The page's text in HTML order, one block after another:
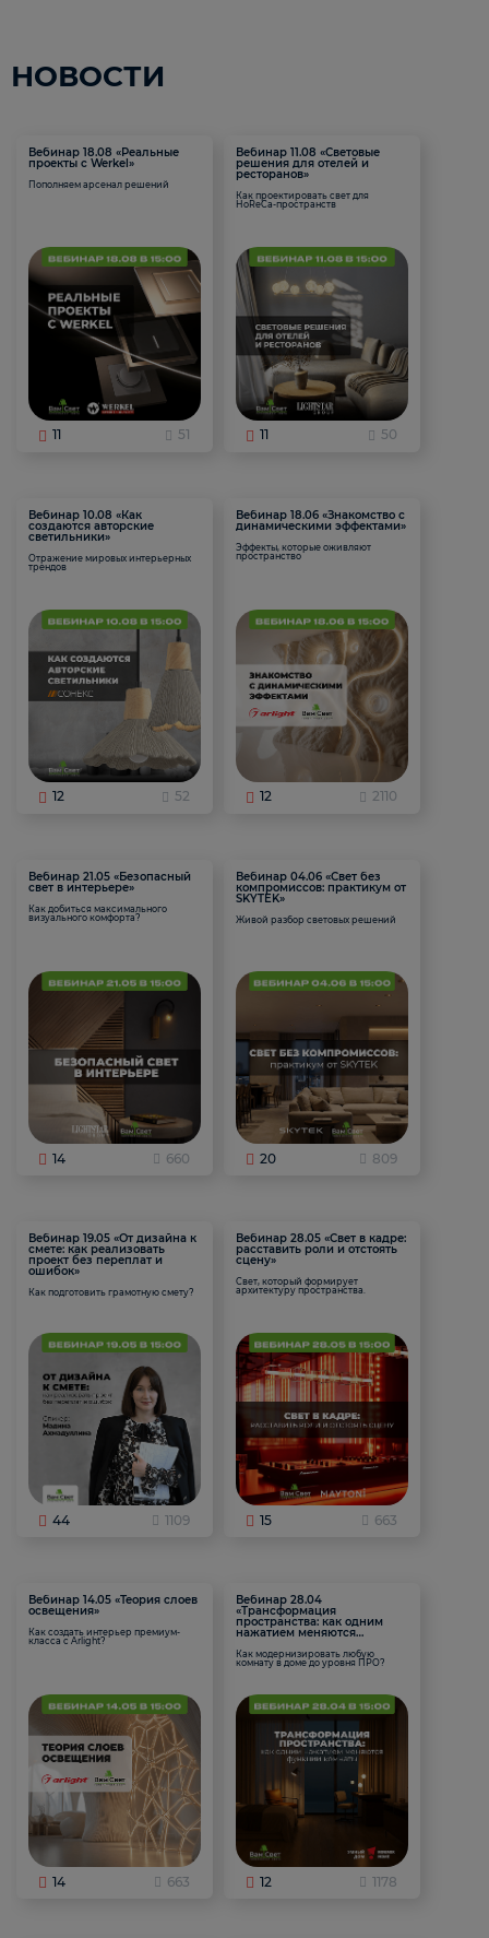
НОВОСТИ
Вебинар 18.08 «Реальные
проекты с Werkel»
Пополняем арсенал решений
11 51
Вебинар 11.08 «Световые
решения для отелей и
ресторанов»
Как проектировать свет для
HoReCa-пространств
11 50
Вебинар 10.08 «Как
создаются авторские
светильники»
Отражение мировых интерьерных
трендов
12 52
Вебинар 18.06 «Знакомство с
динамическими эффектами»
Эффекты, которые оживляют
пространство
12 2110
Вебинар 21.05 «Безопасный
свет в интерьере»
Как добиться максимального
визуального комфорта?
14 660
Вебинар 04.06 «Свет без
компромиссов: практикум от
SKYTEK»
Живой разбор световых решений
20 809
Вебинар 19.05 «От дизайна к
смете: как реализовать
проект без переплат и
ошибок»
Как подготовить грамотную смету?
44 1109
Вебинар 28.05 «Свет в кадре:
расставить роли и отстоять
сцену»
Свет, который формирует
архитектуру пространства.
15 663
Вебинар 14.05 «Теория слоев
освещения»
Как создать интерьер премиум-
класса с Arlight?
14 663
Вебинар 28.04
«Трансформация
пространства: как одним
нажатием меняются
Как модернизировать любую
комнату в доме до уровня ПРО?
12 1178